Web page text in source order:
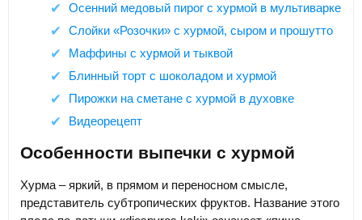
Осенний медовый пирог с хурмой в мультиварке
Слойки «Розочки» с хурмой, сыром и прошутто
Маффины с хурмой и тыквой
Блинный торт с шоколадом и хурмой
Пирожки на сметане с хурмой в духовке
Видеорецепт
Особенности выпечки с хурмой
Хурма – яркий, в прямом и переносном смысле,
представитель субтропических фруктов. Название этого